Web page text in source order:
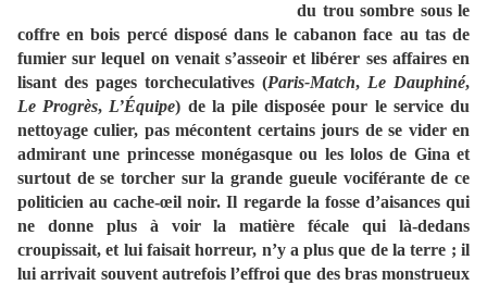
du trou sombre sous le
coffre en bois percé disposé dans le cabanon face au tas de
fumier sur lequel on venait s’asseoir et libérer ses affaires en
lisant des pages torcheculatives (Paris-Match, Le Dauphiné,
Le Progrès, L’Équipe) de la pile disposée pour le service du
nettoyage culier, pas mécontent certains jours de se vider en
admirant une princesse monégasque ou les lolos de Gina et
surtout de se torcher sur la grande gueule vociférante de ce
politicien au cache-œil noir. Il regarde la fosse d’aisances qui
ne donne plus à voir la matière fécale qui là-dedans
croupissait, et lui faisait horreur, n’y a plus que de la terre ; il
lui arrivait souvent autrefois l’effroi que des bras monstrueux